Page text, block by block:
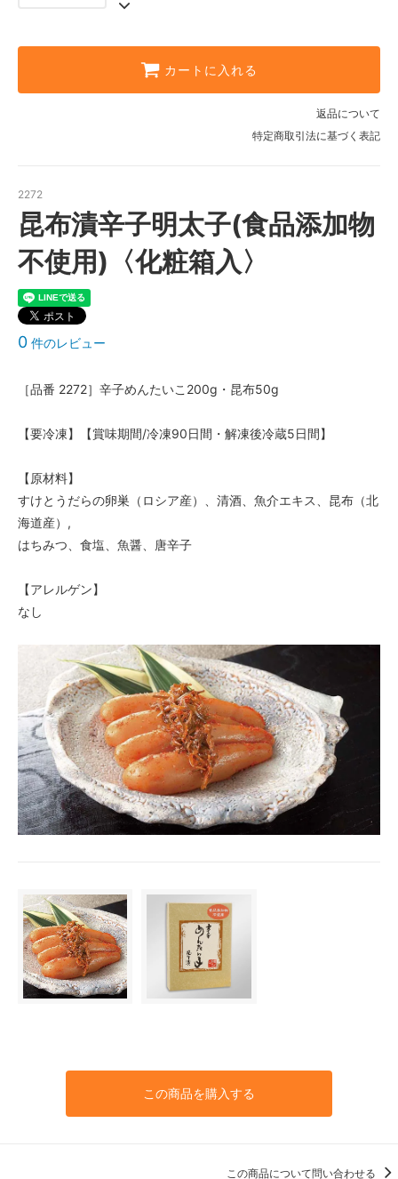
カートに入れる
返品について
特定商取引法に基づく表記
2272
昆布漬辛子明太子(食品添加物
不使用)〈化粧箱入〉
0 件のレビュー
［品番 2272］辛子めんたいこ200g・昆布50g
【要冷凍】【賞味期間/冷凍90日間・解凍後冷蔵5日間】
【原材料】
すけとうだらの卵巣（ロシア産）、清酒、魚介エキス、昆布（北
海道産）,
はちみつ、食塩、魚醤、唐辛子
【アレルゲン】
なし
この商品を購入する
この商品について問い合わせる